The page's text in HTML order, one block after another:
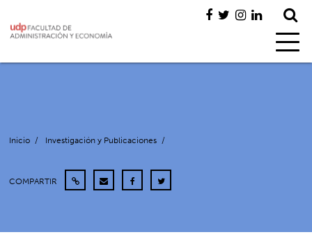
Inicio / Investigación y Publicaciones /
COMPARTIR